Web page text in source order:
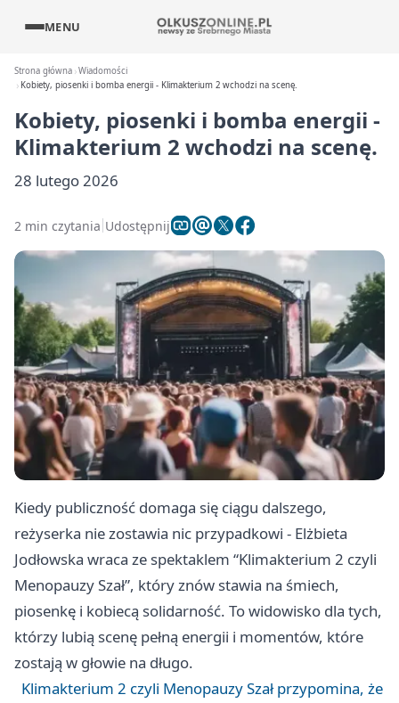
MENU
Strona główna Wiadomości
Kobiety, piosenki i bomba energii - Klimakterium 2 wchodzi na scenę.
Kobiety, piosenki i bomba energii -
Klimakterium 2 wchodzi na scenę.
28 lutego 2026
2 min czytania Udostępnij
Kiedy publiczność domaga się ciągu dalszego,
reżyserka nie zostawia nic przypadkowi - Elżbieta
Jodłowska wraca ze spektaklem “Klimakterium 2 czyli
Menopauzy Szał”, który znów stawia na śmiech,
piosenkę i kobiecą solidarność. To widowisko dla tych,
którzy lubią scenę pełną energii i momentów, które
zostają w głowie na długo.
Klimakterium 2 czyli Menopauzy Szał przypomina, że